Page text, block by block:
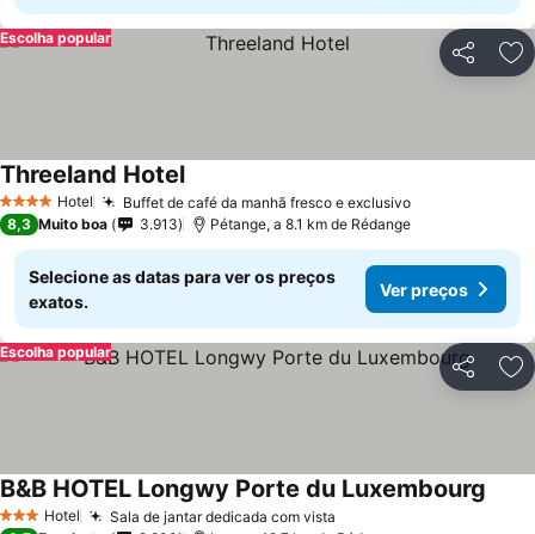
Partilhar
Escolha popular
4 EstrelasHotel Buffet de café da manhã fresco e exclusivoVer preços
Threeland HotelVer preços
8,3 Muito boa 3.913 Pétange, a 8.1 km de Rédange
Selecione as datas para ver os preços
exatos.
Ver preços
Partilhar
Escolha popular
3 EstrelasHotel Sala de jantar dedicada com vista
B&B HOTEL Longwy Porte du Luxembourg